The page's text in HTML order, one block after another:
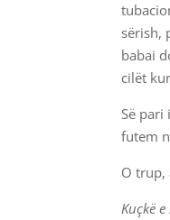
sërish,
babai
cilët
Së pari
futem
O trup,
Kuçkë e